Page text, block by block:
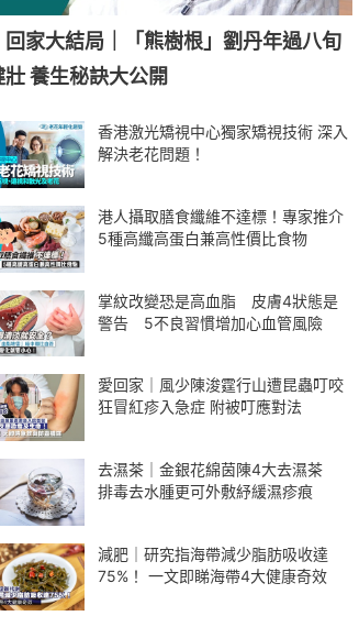
回家大結局｜「熊樹根」劉丹年過八旬
壯 養生秘訣大公開
香港激光矯視中心獨家矯視技術 深入
解決老花問題！
港人攝取膳食纖維不達標！專家推介
5種高纖高蛋白兼高性價比食物
掌紋改變恐是高血脂 皮膚4狀態是
警告 5不良習慣增加心血管風險
愛回家｜風少陳浚霆行山遭昆蟲叮咬
狂冒紅疹入急症 附被叮應對法
去濕茶｜金銀花綿茵陳4大去濕茶
排毒去水腫更可外敷紓緩濕疹痕
減肥｜研究指海帶減少脂肪吸收達
75%！ 一文即睇海帶4大健康奇效